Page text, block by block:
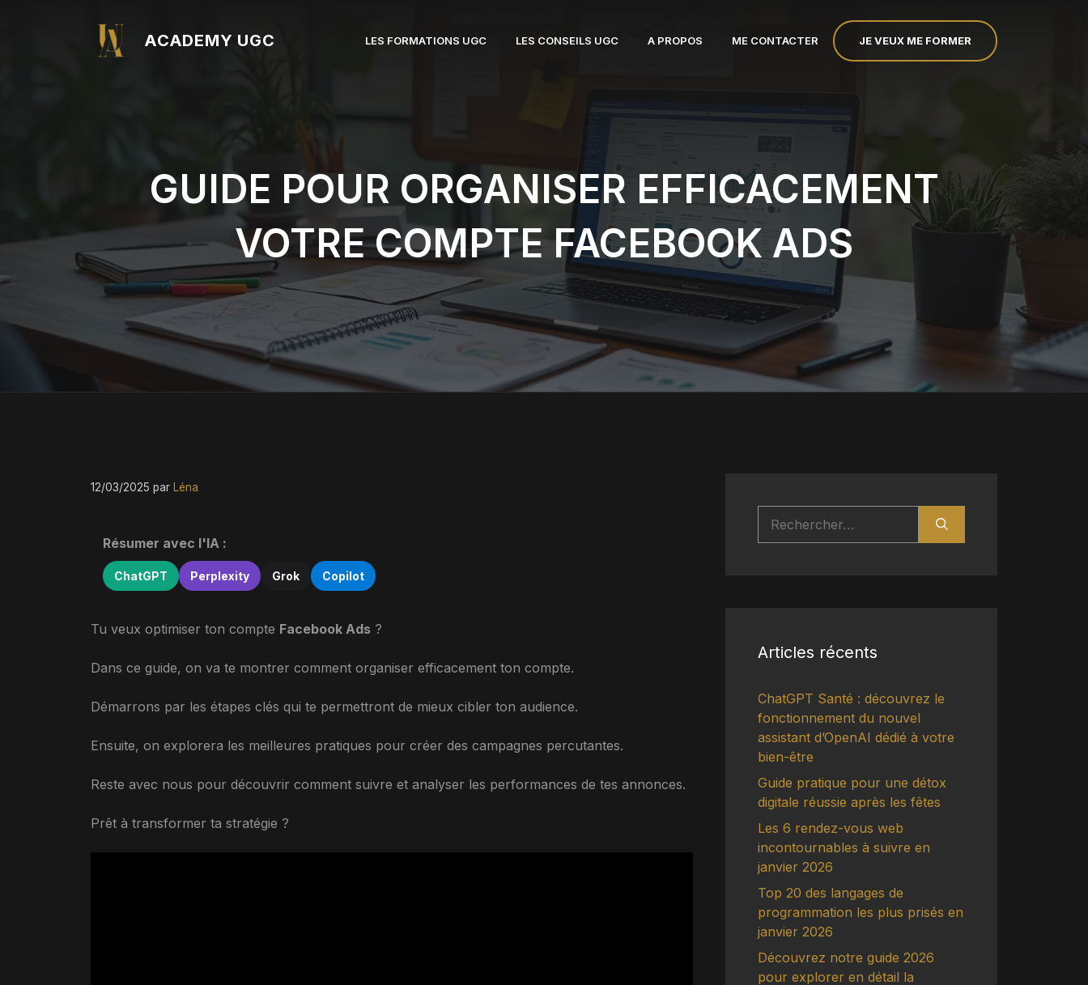
ACADEMY UGC LES FORMATIONS UGC LES CONSEILS UGC A PROPOS ME CONTACTER JE VEUX ME FORMER
GUIDE POUR ORGANISER EFFICACEMENT
VOTRE COMPTE FACEBOOK ADS
12/03/2025 par Léna
Résumer avec l'IA :
ChatGPT Perplexity Grok Copilot
Tu veux optimiser ton compte Facebook Ads ?
Dans ce guide, on va te montrer comment organiser efficacement ton compte.
Démarrons par les étapes clés qui te permettront de mieux cibler ton audience.
Ensuite, on explorera les meilleures pratiques pour créer des campagnes percutantes.
Reste avec nous pour découvrir comment suivre et analyser les performances de tes annonces.
Prêt à transformer ta stratégie ?
Articles récents
ChatGPT Santé : découvrez le
fonctionnement du nouvel
assistant d’OpenAI dédié à votre
bien-être
Guide pratique pour une détox
digitale réussie après les fêtes
Les 6 rendez-vous web
incontournables à suivre en
janvier 2026
Top 20 des langages de
programmation les plus prisés en
janvier 2026
Découvrez notre guide 2026
pour explorer en détail la